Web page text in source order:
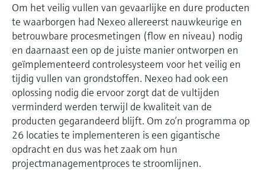
Om het veilig vullen van gevaarlijke en dure producten
te waarborgen had Nexeo allereerst nauwkeurige en
betrouwbare procesmetingen (flow en niveau) nodig
en daarnaast een op de juiste manier ontworpen en
geïmplementeerd controlesysteem voor het veilig en
tijdig vullen van grondstoffen. Nexeo had ook een
oplossing nodig die ervoor zorgt dat de vultijden
verminderd werden terwijl de kwaliteit van de
producten gegarandeerd blijft. Om zo’n programma op
26 locaties te implementeren is een gigantische
opdracht en dus was het zaak om hun
projectmanagementproces te stroomlijnen.